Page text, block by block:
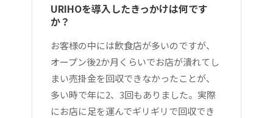
URIHOを導入したきっかけは何です
か？
お客様の中には飲食店が多いのですが、
オープン後2か月くらいでお店が潰れてし
まい売掛金を回収できなかったことが、
多い時で年に2、3回もありました。実際
にお店に足を運んでギリギリで回収でき